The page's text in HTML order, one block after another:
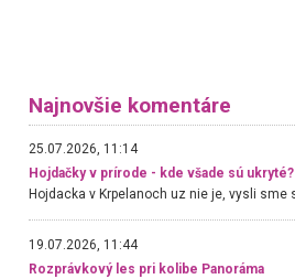
Najnovšie komentáre
25.07.2026, 11:14
Hojdačky v prírode - kde všade sú ukryté?
19.07.2026, 11:44
Rozprávkový les pri kolibe Panoráma